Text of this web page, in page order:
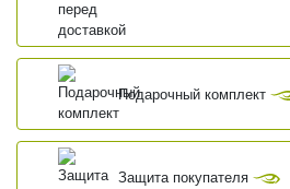
Подарочный комплект
Защита покупателя